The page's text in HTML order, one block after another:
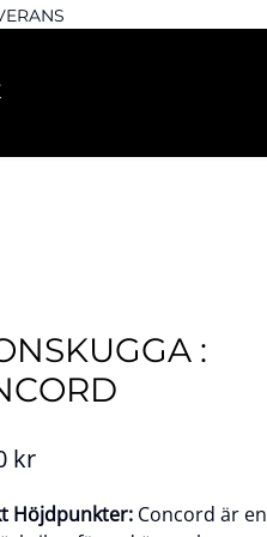
:
krPris
Höjdpunkter: Concord är en